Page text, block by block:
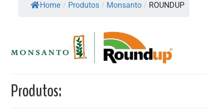
Home / Produtos / Monsanto / ROUNDUP
Produtos: